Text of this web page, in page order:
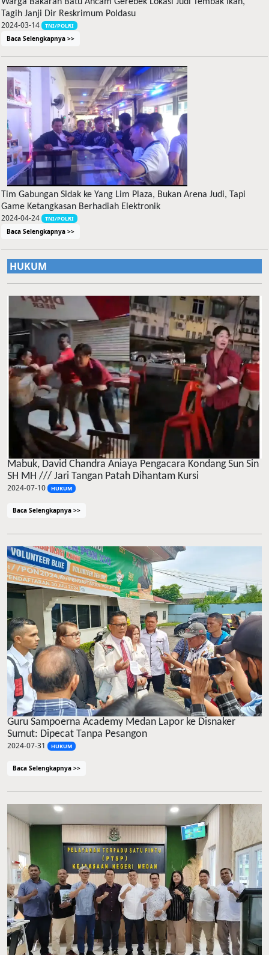
Tagih Janji Dir Reskrimum Poldasu
2024-03-14 TNI/POLRI
Baca Selengkapnya >>
Tim Gabungan Sidak ke Yang Lim Plaza, Bukan Arena Judi, Tapi
Game Ketangkasan Berhadiah Elektronik
2024-04-24 TNI/POLRI
Baca Selengkapnya >>
HUKUM
Mabuk, David Chandra Aniaya Pengacara Kondang Sun Sin
SH MH /// Jari Tangan Patah Dihantam Kursi
2024-07-10 HUKUM
Baca Selengkapnya >>
Guru Sampoerna Academy Medan Lapor ke Disnaker
Sumut: Dipecat Tanpa Pesangon
2024-07-31 HUKUM
Baca Selengkapnya >>